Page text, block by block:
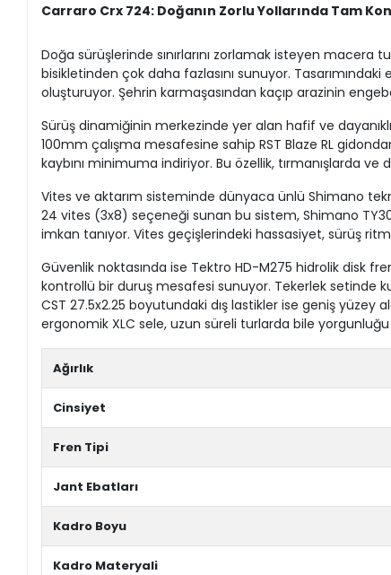
Carraro Crx 724: Doğanın Zorlu Yollarında Tam
Doğa sürüşlerinde sınırlarını zorlamak isteyen macera
bisikletinden çok daha fazlasını sunuyor.
oluşturuyor. Şehrin karmaşasından kaçıp arazinin
Sürüş dinamiğinin merkezinde yer alan hafif ve
100mm çalışma mesafesine sahip RST Blaze RL
kaybını minimuma indiriyor. Bu özellik, tırmanışlarda
Vites ve aktarım sisteminde dünyaca ünlü Shimano
24 vites (3x8) seçeneği sunan bu sistem, Shimano
imkan tanıyor. Vites geçişlerindeki hassasiyet, sürüş
Güvenlik noktasında ise Tektro HD-M275 hidrolik disk
kontrollü bir duruş mesafesi sunuyor. Tekerlek setinde
CST 27.5x2.25 boyutundaki dış lastikler ise geniş
ergonomik XLC sele, uzun süreli turlarda bile
Ağırlık
Cinsiyet
Fren Tipi
Jant Ebatları
Kadro Boyu
Kadro Materyali